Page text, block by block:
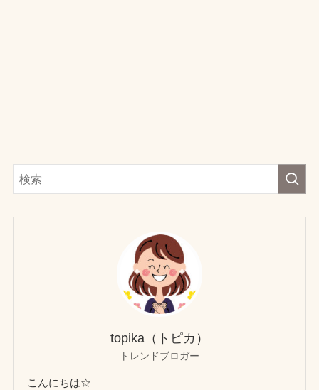
topika（トピカ）
トレンドブロガー
こんにちは☆